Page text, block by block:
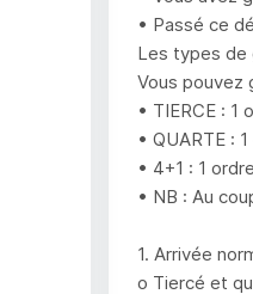
• Passé ce
Les types de
Vous pouvez
• TIERCE : 1
• QUARTE :
• 4+1 : 1
• NB : Au
1. Arrivée
o Tiercé et